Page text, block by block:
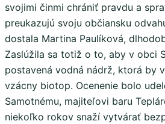
svojimi činmi chrániť pravdu a
preukazujú svoju občiansku
dostala Martina Paulíková,
Zaslúžila sa totiž o to, aby v obci
postavená vodná nádrž, ktorá by
vzácny biotop. Ocenenie bolo
Samotnému, majiteľovi baru
niekoľko rokov snaží vytvárať